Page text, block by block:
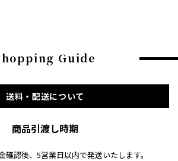
Guide
送料・配送について
商品引渡し時期
認後、5営業日以内で発送いたします。